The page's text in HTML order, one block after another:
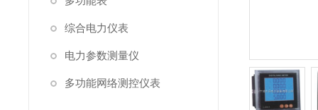
综合电力仪表
电力参数测量仪
多功能网络测控仪表